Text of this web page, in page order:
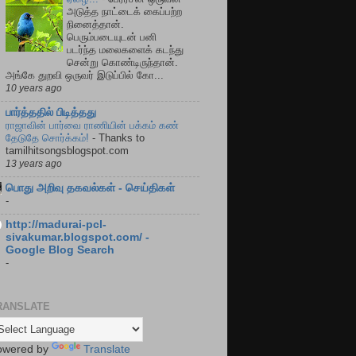
அடுத்த நாட்டைக் கைப்பற்ற
நினைத்தான்.
பெரும்படையுடன் பனி
படர்ந்த மலைகளைக் கடந்து
சென்று கொண்டிருந்தான்.
அங்கே துறவி ஒருவர் இடுப்பில் கோ...
10 years ago
பார்த்ததில் பிடித்தது
ராஜாவின் பார்வை ராணியின் பக்கம் கண்
தேடுதே சொர்க்கம்! - Thanks to
tamilhitsongsblogspot.com
13 years ago
பொது அறிவு தகவல்கள் - செய்திகள்
-
http://madurai-pcl-
sivakumar.blogspot.com/ -
Google Blog Search
-
by Translate